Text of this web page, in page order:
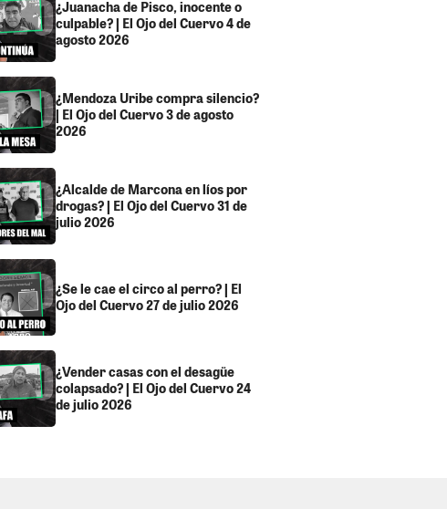
¿Juanacha de Pisco, inocente o
culpable? | El Ojo del Cuervo 4 de
agosto 2026
¿Mendoza Uribe compra silencio?
| El Ojo del Cuervo 3 de agosto
2026
¿Alcalde de Marcona en líos por
drogas? | El Ojo del Cuervo 31 de
julio 2026
¿Se le cae el circo al perro? | El
Ojo del Cuervo 27 de julio 2026
¿Vender casas con el desagüe
colapsado? | El Ojo del Cuervo 24
de julio 2026